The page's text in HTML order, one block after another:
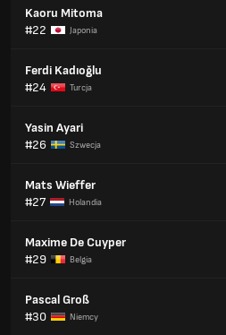
Kaoru Mitoma
#22
Japonia
Ferdi Kadıoğlu
#24
Turcja
Yasin Ayari
#26
Szwecja
Mats Wieffer
#27
Holandia
Maxime De Cuyper
#29
Belgia
Pascal Groß
#30
Niemcy